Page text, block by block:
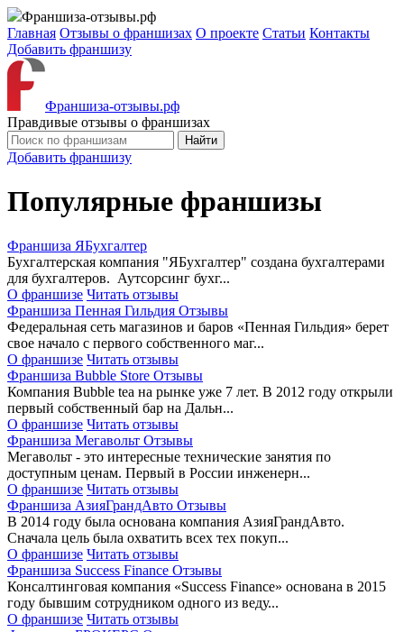
Франшиза-отзывы.рф
Главная Отзывы о франшизах О проекте Статьи Контакты
Добавить франшизу
Франшиза-отзывы.рф
Правдивые отзывы о франшизах
Найти
Добавить франшизу
Популярные франшизы
Франшиза ЯБухгалтер
Бухгалтерская компания "ЯБухгалтер" создана бухгалтерами
для бухгалтеров. Аутсорсинг бухг...
О франшизе Читать отзывы
Франшиза Пенная Гильдия Отзывы
Федеральная сеть магазинов и баров «Пенная Гильдия» берет
свое начало с первого собственного маг...
О франшизе Читать отзывы
Франшиза Bubble Store Отзывы
Компания Bubble tea на рынке уже 7 лет. В 2012 году открыли
первый собственный бар на Дальн...
О франшизе Читать отзывы
Франшиза Мегавольт Отзывы
Мегавольт - это интересные технические занятия по
доступным ценам. Первый в России инженерн...
О франшизе Читать отзывы
Франшиза АзияГрандАвто Отзывы
В 2014 году была основана компания АзияГрандАвто.
Сначала цель была охватить всех тех покуп...
О франшизе Читать отзывы
Франшиза Success Finance Отзывы
Консалтинговая компания «Success Finance» основана в 2015
году бывшим сотрудником одного из веду...
О франшизе Читать отзывы